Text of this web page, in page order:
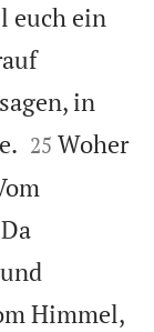
euch ein
in


25 Woher
Himmel,